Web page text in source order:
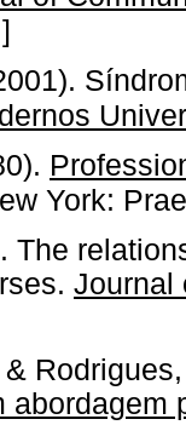
]
York:
The
Journal
&
abordagem